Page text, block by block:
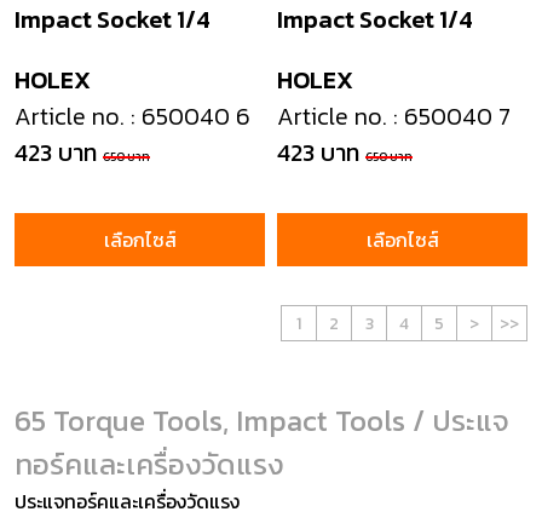
HOLEX
Impact Socket 1/4
Article no. : 650040 6
423 บาท 650 บาท
เลือกไซส์
HOLEX
Impact Socket 1/4
Article no. : 650040 7
423 บาท 650 บาท
เลือกไซส์
1 2 3 4 5 > >>
65 Torque Tools, Impact Tools / ประแจ
ทอร์คและเครื่องวัดแรง
ประแจทอร์คและเครื่องวัดแรง